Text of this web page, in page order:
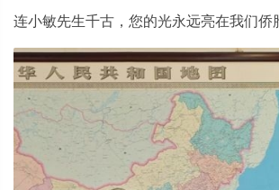
连小敏先生千古，您的光永远亮在我们侨